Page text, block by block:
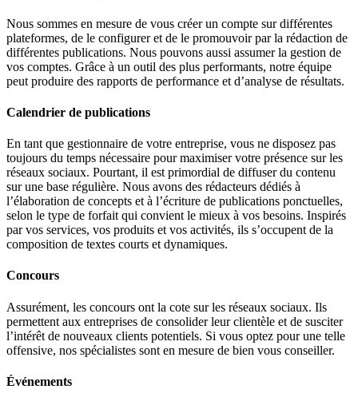
Nous sommes en mesure de vous créer un compte sur différentes
plateformes, de le configurer et de le promouvoir par la rédaction de
différentes publications. Nous pouvons aussi assumer la gestion de
vos comptes. Grâce à un outil des plus performants, notre équipe
peut produire des rapports de performance et d’analyse de résultats.
Calendrier de publications
En tant que gestionnaire de votre entreprise, vous ne disposez pas
toujours du temps nécessaire pour maximiser votre présence sur les
réseaux sociaux. Pourtant, il est primordial de diffuser du contenu
sur une base régulière. Nous avons des rédacteurs dédiés à
l’élaboration de concepts et à l’écriture de publications ponctuelles,
selon le type de forfait qui convient le mieux à vos besoins. Inspirés
par vos services, vos produits et vos activités, ils s’occupent de la
composition de textes courts et dynamiques.
Concours
Assurément, les concours ont la cote sur les réseaux sociaux. Ils
permettent aux entreprises de consolider leur clientèle et de susciter
l’intérêt de nouveaux clients potentiels. Si vous optez pour une telle
offensive, nos spécialistes sont en mesure de bien vous conseiller.
Événements